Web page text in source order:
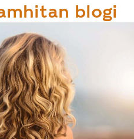
blogi